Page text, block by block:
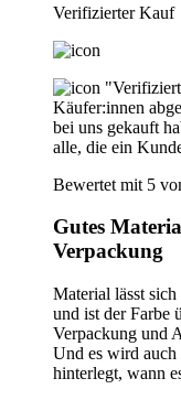
Verifizierter Kauf
Käufer:innen
bei uns gekauft
alle, die ein
Bewertet mit 5
Gutes
Verpackung
Material lässt
und ist der Farbe
Verpackung und
Und es wird
hinterlegt, wann